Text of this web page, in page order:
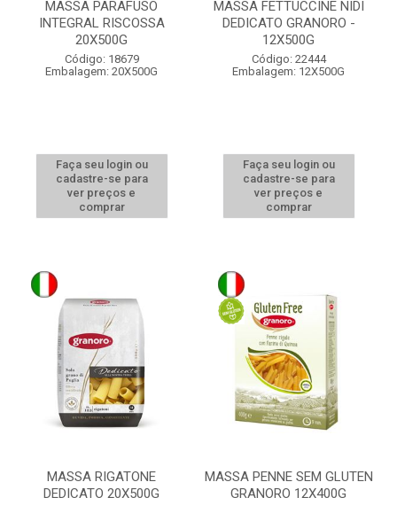
MASSA PARAFUSO
INTEGRAL RISCOSSA
20X500G
Código: 18679
Embalagem: 20X500G
Faça seu login ou
cadastre-se para
ver preços e
comprar
MASSA FETTUCCINE NIDI
DEDICATO GRANORO -
12X500G
Código: 22444
Embalagem: 12X500G
Faça seu login ou
cadastre-se para
ver preços e
comprar
MASSA RIGATONE
DEDICATO 20X500G
MASSA PENNE SEM GLUTEN
GRANORO 12X400G